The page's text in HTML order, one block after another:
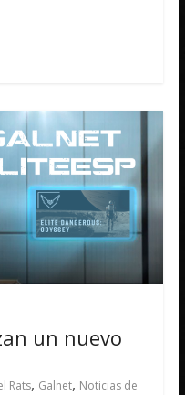
un nuevo
Rats, Galnet, Noticias de